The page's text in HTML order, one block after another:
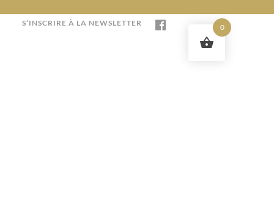
S’INSCRIRE À LA NEWSLETTER 0